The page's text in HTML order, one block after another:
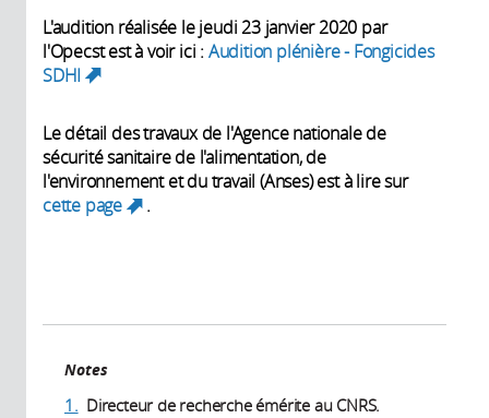
L'audition réalisée le jeudi 23 janvier 2020 par
l'Opecst est à voir ici : Audition plénière - Fongicides
SDHI
Le détail des travaux de l'Agence nationale de
sécurité sanitaire de l'alimentation, de
l'environnement et du travail (Anses) est à lire sur
cette page
(link is external)
.
Notes
1. Directeur de recherche émérite au CNRS.